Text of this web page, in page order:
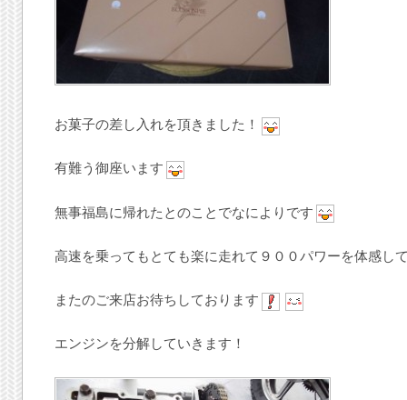
お菓子の差し入れを頂きました！
有難う御座います
無事福島に帰れたとのことでなによりです
高速を乗ってもとても楽に走れて９００パワーを体感し
またのご来店お待ちしております
エンジンを分解していきます！